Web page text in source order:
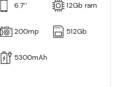
6.7’’ 12Gb ram
200mp 512Gb
5300mAh